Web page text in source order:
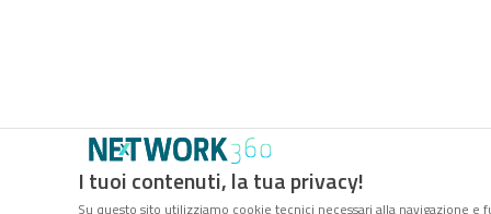
I tuoi contenuti, la tua privacy!
Su questo sito utilizziamo cookie tecnici necessari alla navigazione